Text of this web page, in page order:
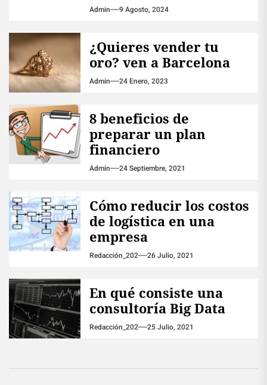
Admin 9 Agosto, 2024
¿Quieres vender tu
oro? ven a Barcelona
Admin 24 Enero, 2023
8 beneficios de
preparar un plan
financiero
Admin 24 Septiembre, 2021
Cómo reducir los costos
de logística en una
empresa
Redacción_202 26 Julio, 2021
En qué consiste una
consultoría Big Data
Redacción_202 25 Julio, 2021